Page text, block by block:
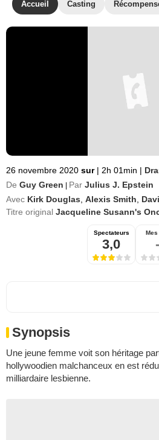
Accueil Casting
26 novembre 2020 sur | 2h 01min |
De Guy Green Par Julius J. Epstein
Avec Kirk Douglas Alexis Smith
Titre original Jacqueline Susann's
Spectateurs
3,0
Synopsis
Une jeune femme voit son héritage
hollywoodien malchanceux en est
milliardaire lesbienne.